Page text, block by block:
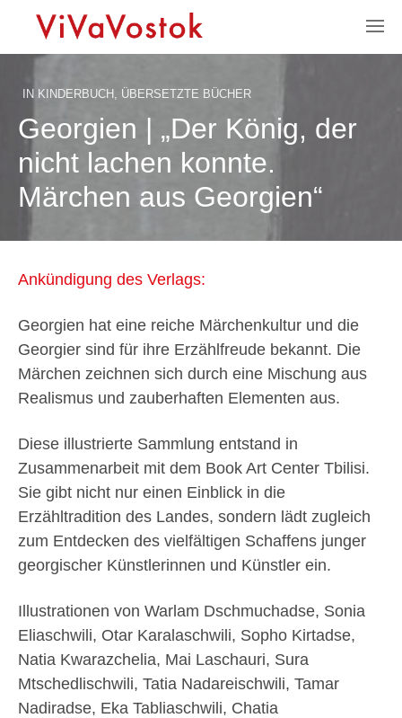
IN KINDERBUCH , ÜBERSETZTE BÜCHER
Georgien | „Der König, der
nicht lachen konnte.
Märchen aus Georgien“
Ankündigung des Verlags:
Georgien hat eine reiche Märchenkultur und die
Georgier sind für ihre Erzählfreude bekannt. Die
Märchen zeichnen sich durch eine Mischung aus
Realismus und zauberhaften Elementen aus.
Diese illustrierte Sammlung entstand in
Zusammenarbeit mit dem Book Art Center Tbilisi.
Sie gibt nicht nur einen Einblick in die
Erzähltradition des Landes, sondern lädt zugleich
zum Entdecken des vielfältigen Schaffens junger
georgischer Künstlerinnen und Künstler ein.
Illustrationen von Warlam Dschmuchadse, Sonia
Eliaschwili, Otar Karalaschwili, Sopho Kirtadse,
Natia Kwarazchelia, Mai Laschauri, Sura
Mtschedlischwili, Tatia Nadareischwili, Tamar
Nadiradse, Eka Tabliaschwili, Chatia